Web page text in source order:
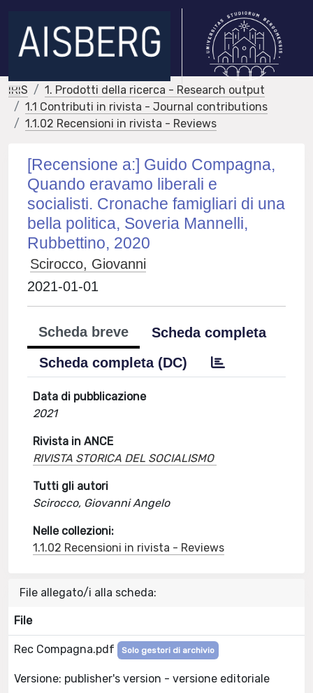
IRIS
1. Prodotti della ricerca - Research output
1.1 Contributi in rivista - Journal contributions
1.1.02 Recensioni in rivista - Reviews
[Recensione a:] Guido Compagna,
Quando eravamo liberali e
socialisti. Cronache famigliari di una
bella politica, Soveria Mannelli,
Rubbettino, 2020
Scirocco, Giovanni
2021-01-01
Scheda breve
Scheda completa
Scheda completa (DC)
Data di pubblicazione
2021
Rivista in ANCE
RIVISTA STORICA DEL SOCIALISMO
Tutti gli autori
Scirocco, Giovanni Angelo
Nelle collezioni:
1.1.02 Recensioni in rivista - Reviews
File allegato/i alla scheda:
File
Rec Compagna.pdf Solo gestori di archivio
Versione: publisher's version - versione editoriale